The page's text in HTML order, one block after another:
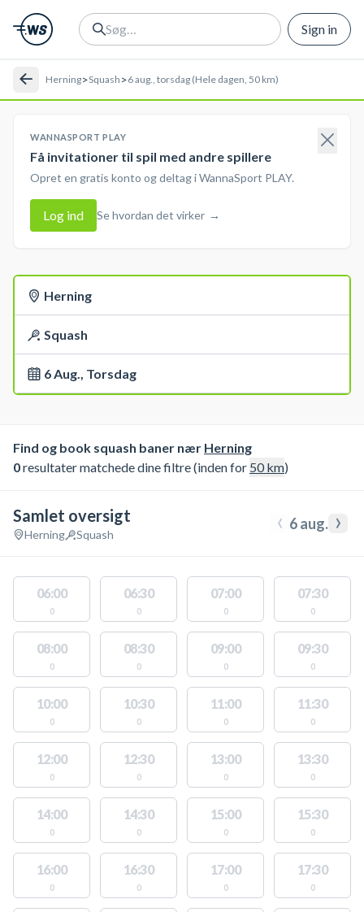
Sign in
Herning>Squash >6 aug., torsdag (Hele dagen, 50 km)
WANNASPORT PLAY
Få invitationer til spil med andre spillere
Opret en gratis konto og deltag i WannaSport PLAY.
Log ind Se hvordan det virker →
Herning
Squash
6 Aug., Torsdag
Find og book squash baner nær Herning
0resultater matchede dine filtre (inden for 50km)
Samlet oversigt
Herning Squash ‹ 6 aug. ›
06:00
0
06:30
0
07:00
0
07:30
0
08:00
0
08:30
0
09:00
0
09:30
0
10:00
0
10:30
0
11:00
0
11:30
0
12:00
0
12:30
0
13:00
0
13:30
0
14:00
0
14:30
0
15:00
0
15:30
0
16:00
0
16:30
0
17:00
0
17:30
0